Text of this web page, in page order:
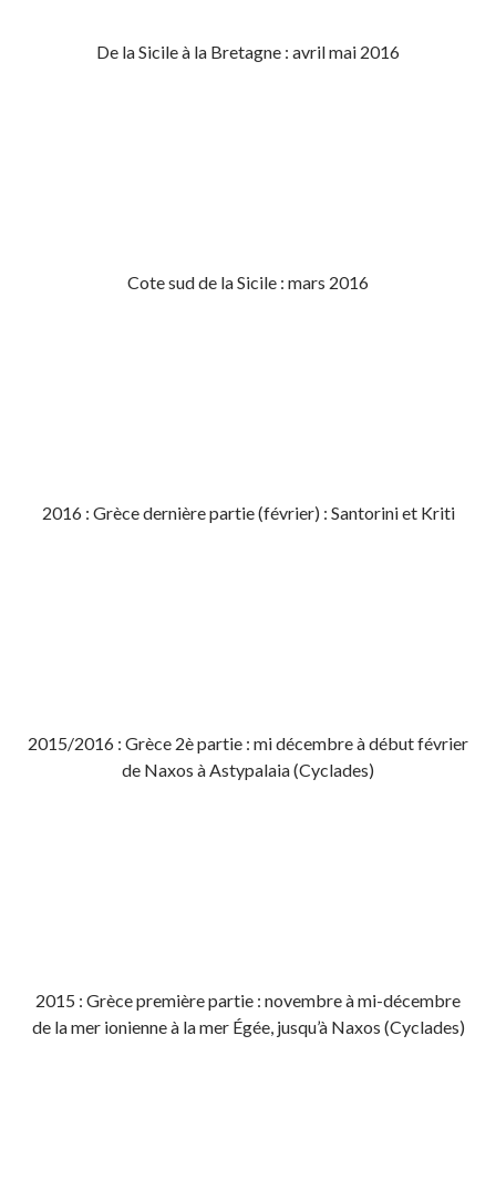
De la Sicile à la Bretagne : avril mai 2016
Cote sud de la Sicile : mars 2016
2016 : Grèce dernière partie (février) : Santorini et Kriti
2015/2016 : Grèce 2è partie : mi décembre à début février
de Naxos à Astypalaia (Cyclades)
2015 : Grèce première partie : novembre à mi-décembre
de la mer ionienne à la mer Égée, jusqu’à Naxos (Cyclades)